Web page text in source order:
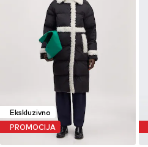
Ekskluzivno
PROMOCIJA